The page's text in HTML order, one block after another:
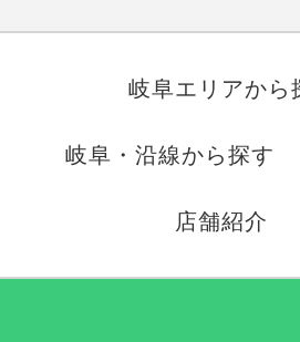
岐阜エリアから
岐阜・沿線から探す
店舗紹介